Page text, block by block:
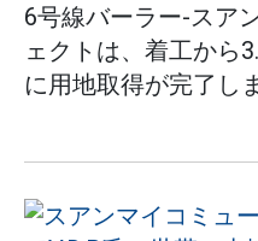
6号線バーラー-スア
ェクトは、着工から
に用地取得が完了し